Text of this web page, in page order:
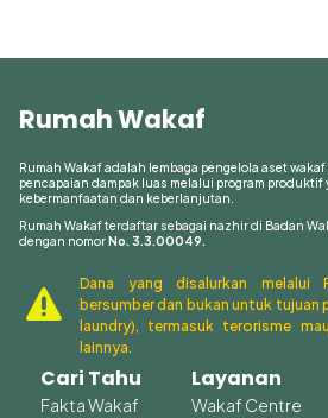
Rumah Wakaf
Rumah Wakaf adalah lembaga pengelola aset
pencapaian dampak luas melalui program produktif
kebermanfaatan dan keberlanjutan.
Rumah Wakaf terdaftar sebagai nazhir di Badan
dengan nomorNo. 3.3.00049.

Dana yang disalurkan melalui
bersumber dan bukan untuk tujuan
laundry), termasuk terorisme
lainnya.
Cari Tahu
Fakta Wakaf
Layanan
Wakaf Centre